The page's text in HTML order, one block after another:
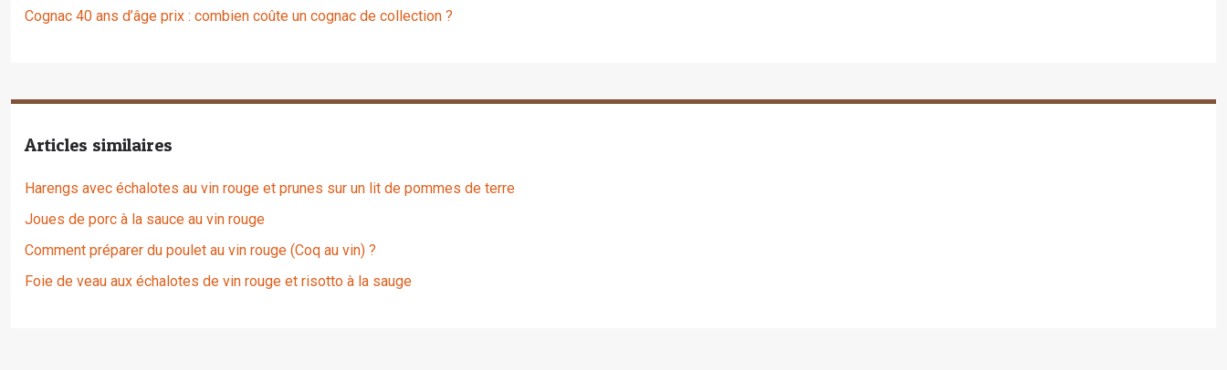
Cognac 40 ans d’âge prix : combien coûte un cognac de collection ?
Articles similaires
Harengs avec échalotes au vin rouge et prunes sur un lit de pommes de terre
Joues de porc à la sauce au vin rouge
Comment préparer du poulet au vin rouge (Coq au vin) ?
Foie de veau aux échalotes de vin rouge et risotto à la sauge